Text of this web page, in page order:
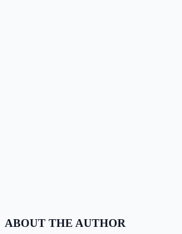
ABOUT THE AUTHOR